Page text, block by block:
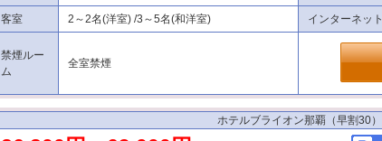
客室 2～2名(洋室) /3～5名(和洋室) インターネット
禁煙ルー
ム
全室禁煙
ホテルブライオン那覇（早割30）